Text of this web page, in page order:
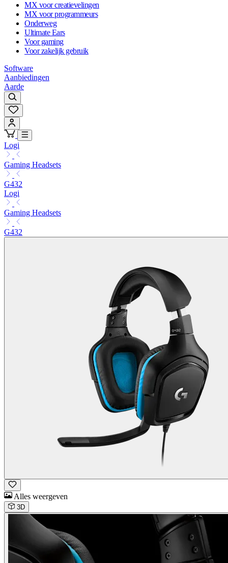
MX voor creatievelingen
MX voor programmeurs
Onderweg
Ultimate Ears
Voor gaming
Voor zakelijk gebruik
Software
Aanbiedingen
Aarde
Logi
Gaming Headsets
G432
Logi
Gaming Headsets
G432
Alles weergeven
3D